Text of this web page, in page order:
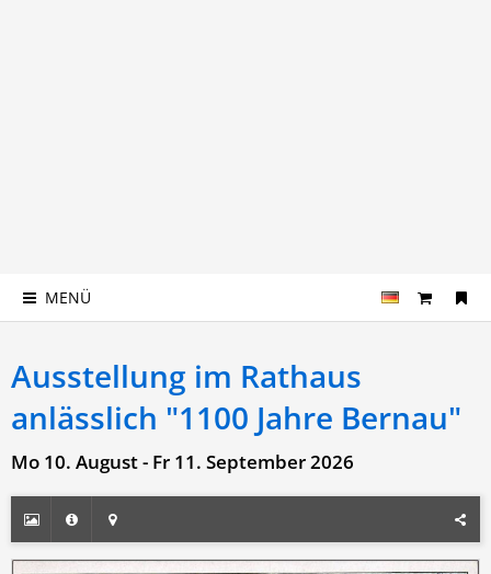
MENÜ
Ausstellung im Rathaus
anlässlich "1100 Jahre Bernau"
Mo 10. August - Fr 11. September 2026